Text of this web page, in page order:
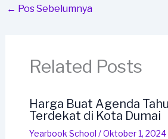
← Pos Sebelumnya
Related Posts
Harga Buat Agenda
Terdekat di Kota Dumai
Yearbook School /Oktober 1, 2024